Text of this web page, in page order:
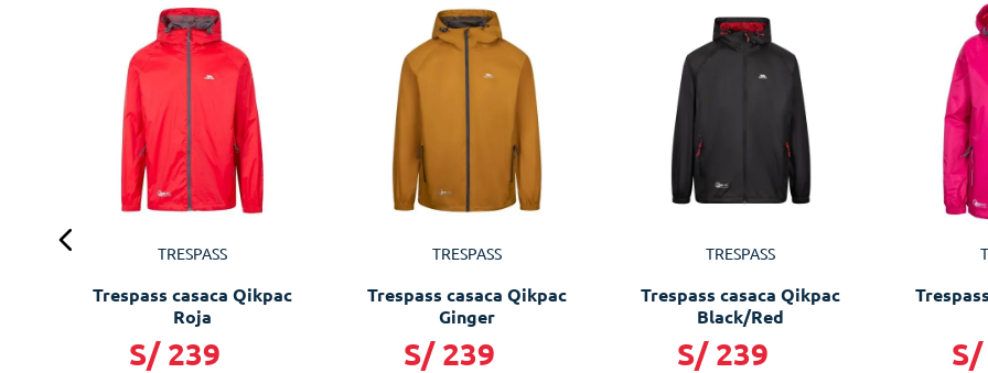
TRESPASS
Trespass casaca Qikpac
Roja
S/ 239
TRESPASS
Trespass casaca Qikpac
Ginger
S/ 239
TRESPASS
Trespass casaca Qikpac
Black/Red
S/ 239 S/